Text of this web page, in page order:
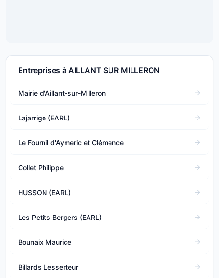
Entreprises à AILLANT SUR MILLERON
Mairie d'Aillant-sur-Milleron
Lajarrige (EARL)
Le Fournil d'Aymeric et Clémence
Collet Philippe
HUSSON (EARL)
Les Petits Bergers (EARL)
Bounaix Maurice
Billards Lesserteur